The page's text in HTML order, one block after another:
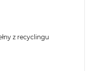
z recyclingu